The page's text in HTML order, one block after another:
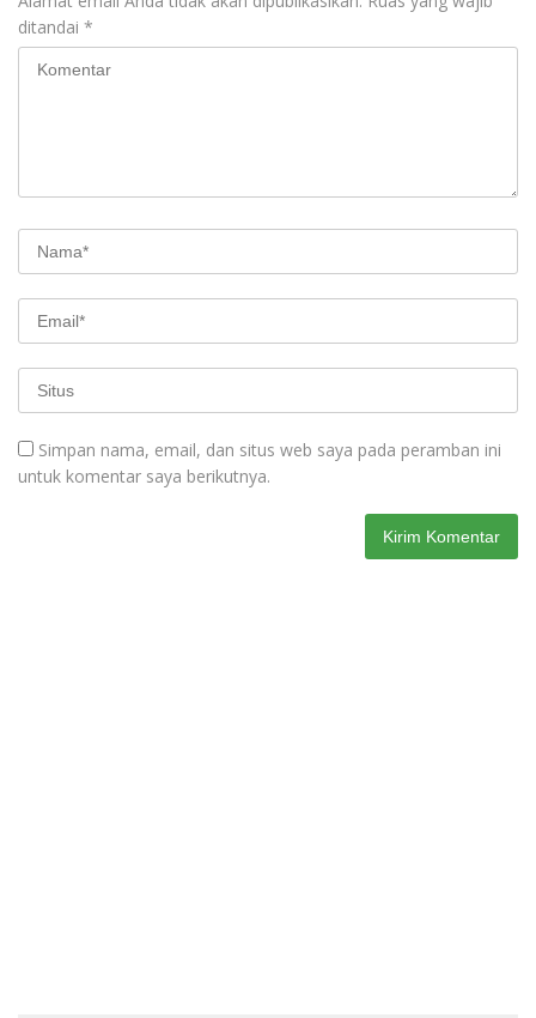
ditandai *
Simpan nama, email, dan situs web saya pada peramban ini
untuk komentar saya berikutnya.